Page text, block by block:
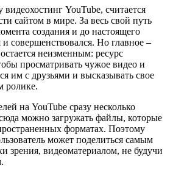
YouTube, считается
сайтом в мире. За весь свой путь
создания и до настоящего
совершенствовался. Но главное –
неизменным: ресурс
просматривать чужое видео и
им с друзьями и высказывать свое
ролике.
на YouTube сразу несколько
можно загружать файлы, которые
форматах. Поэтому
может поделиться самым
зрения, видеоматериалом, не будучи